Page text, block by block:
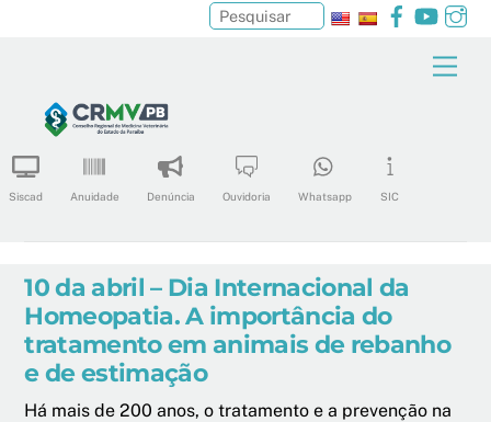
content
Facebook
Siscad Anuidade Denúncia Ouvidoria Whatsapp SIC
Pesquisar
10 da abril – Dia Internacional da
Homeopatia. A importância do
tratamento em animais de rebanho
e de estimação
Há mais de 200 anos, o tratamento e a prevenção na